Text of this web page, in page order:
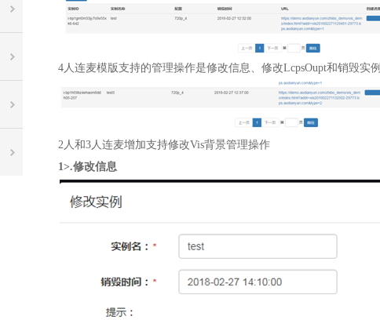
4人连麦模版支持的管理操作是修改信息、修改LcpsOupt和销毁实例
2人和3人连麦增加支持修改Vis背景管理操作
1>.修改信息